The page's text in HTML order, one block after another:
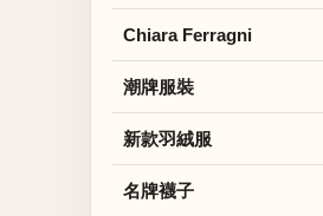
Chiara Ferragni
潮牌服裝
新款羽絨服
名牌襪子